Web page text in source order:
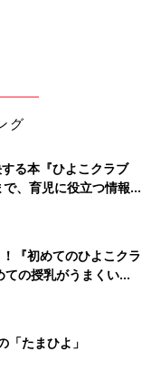
グ
る本『ひよこクラブ
、育児に役立つ情報が
『初めてのひよこクラ
ての授乳がうまくい
夏のトラブル 解決テ
「たまひよ」